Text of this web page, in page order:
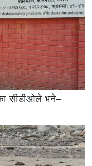
सीडीओले भने–